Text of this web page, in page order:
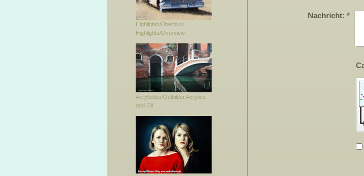
Nachricht: *
Highlights/Überblick
Highlights/Overview
Acrylbilder/Oelbilder Acrylics
and Oil